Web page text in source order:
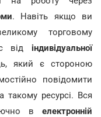
. Навіть якщо ви
торговому
від індивідуальної
який є стороною
повідомити
такому ресурсі. Вся
в електронній